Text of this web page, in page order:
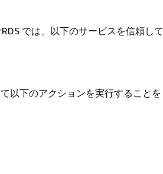
では、以下のサービスを信頼して
以下のアクションを実行することを